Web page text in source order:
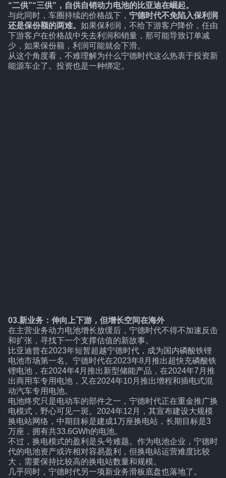
“二供”“三供”，自供自销动力电池的比亚迪在崛起。
与此同时，车圈持续的价格战下， 宁德时代不免陷入保利润
还是保份额的两难。 如果保利润，不给下游客户降价，任由
下游客户在价格战中失去利润和销量，那可能导致订单减
少，如果保份额，利润可能就会下滑。
从这个角度看，不难理解为什么宁德时代这么热衷于投资新
能源车企了。投资也是一种绑定。
03.新业务：伸向上下游，但增长空间在海外
在主营业务动力电池增长放缓后，宁德时代不得不加速反击
和扩张，寻找下一个支撑估值的新故事。
比亚迪曾在2023年短暂超越宁德时代，成为国内磷酸铁锂
电池市场第一名。宁德时代在2023年8月推出超快充磷酸铁
锂电池，在2024年4月推出新型储能产品，在2024年7月推
出商用车专用电池，又在2024年10月推出增程和插电式混
动汽车专用电池。
电池终究只是电动车的部件之一，宁德时代正在重金推广换
电模式，野心可见一斑。2024年12月，其宣布建设大规模
换电站网络，中期目标是建成1万座换电站，长期目标是3
万座，拥有共33.6GWh的电池。
不过，换电模式的盈利是头号难题。作为电池企业，宁德时
代的电池资产或许相对容易盈利，但换电站运营难度比较
大，需要保持比较高的换电站数量和规模。
几乎同时，宁德时代另一项新业务滑板底盘也落地了。